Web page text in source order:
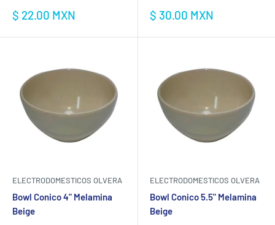
Precio
venta
$ 22.00 MXN
Precio
venta
$ 30.00 MXN
ELECTRODOMESTICOS OLVERA
Bowl Conico 4" Melamina
Beige
ELECTRODOMESTICOS OLVERA
Bowl Conico 5.5" Melamina
Beige